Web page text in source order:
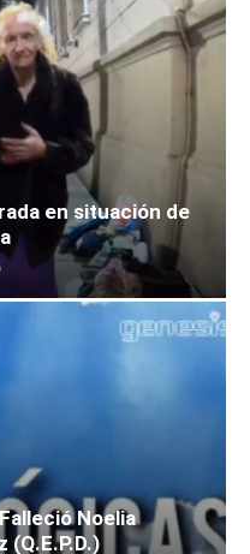
en situación de
Noelia
(Q.E.P.D.)